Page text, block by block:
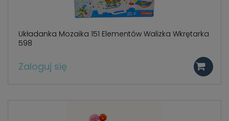
Układanka Mozaika 151 Elementów Walizka Wkrętarka
598
Zaloguj się